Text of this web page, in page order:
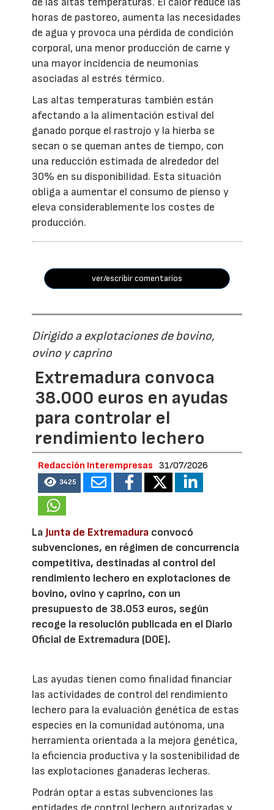
horas de pastoreo, aumenta las necesidades
de agua y provoca una pérdida de condición
corporal, una menor producción de carne y
una mayor incidencia de neumonías
asociadas al estrés térmico.
Las altas temperaturas también están
afectando a la alimentación estival del
ganado porque el rastrojo y la hierba se
secan o se queman antes de tiempo, con
una reducción estimada de alrededor del
30% en su disponibilidad. Esta situación
obliga a aumentar el consumo de pienso y
eleva considerablemente los costes de
producción.
ver/escribir comentarios
Dirigido a explotaciones de bovino,
ovino y caprino
Extremadura convoca
38.000 euros en ayudas
para controlar el
rendimiento lechero
Redacción Interempresas 31/07/2026
3425
LaJunta de Extremadura convocó
subvenciones, en régimen de concurrencia
competitiva, destinadas al control del
rendimiento lechero en explotaciones de
bovino, ovino y caprino, con un
presupuesto de 38.053 euros, según
recoge la resolución publicada en el Diario
Oficial de Extremadura (DOE).
Las ayudas tienen como finalidad financiar
las actividades de control del rendimiento
lechero para la evaluación genética de estas
especies en la comunidad autónoma, una
herramienta orientada a la mejora genética,
la eficiencia productiva y la sostenibilidad de
las explotaciones ganaderas lecheras.
Podrán optar a estas subvenciones las